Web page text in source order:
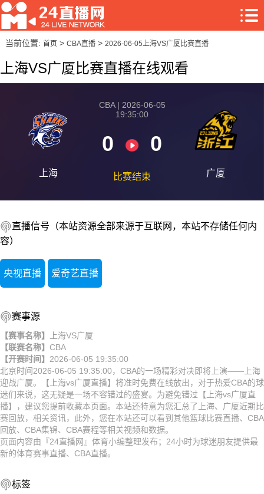
当前位置: 首页> CBA直播> 2026-06-05上海VS广厦比赛直播
上海VS广厦比赛直播在线观看
上海
CBA | 2026-06-05
19:35:00
0 0
比赛结束 广厦
直播信号（本站资源全部来源于互联网，本站不存储任何内
容）
央视直播 爱奇艺直播
赛事源
【赛事名称】
上海VS广厦
【联赛名称】 CBA
【开赛时间】 2026-06-05 19:35:00
北京时间2026-06-05 19:35:00，CBA的一场精彩对决即将上演——上海
迎战广厦。【上海vs广厦直播】将准时免费在线放出，对于热爱CBA的球
迷们来说，这无疑是一场不容错过的盛宴。为避免错过【上海vs广厦直
播】，建议您提前收藏本页面。本站还特意为您汇总了上海、广厦近期比
赛回放，相关资讯，此外，您在本站还可以看到其他篮球比赛直播、CBA
回放、CBA集锦、CBA赛程等相关视频和数据。
页面内容由『24直播网』体育小编整理发布；24小时为球迷朋友提供最
新的体育赛事直播、CBA直播。
标签